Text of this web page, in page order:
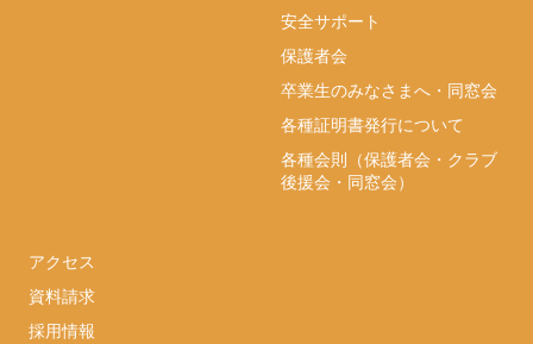
安全サポート
保護者会
卒業生のみなさまへ・同窓会
各種証明書発行について
各種会則（保護者会・クラブ
後援会・同窓会）
アクセス
資料請求
採用情報